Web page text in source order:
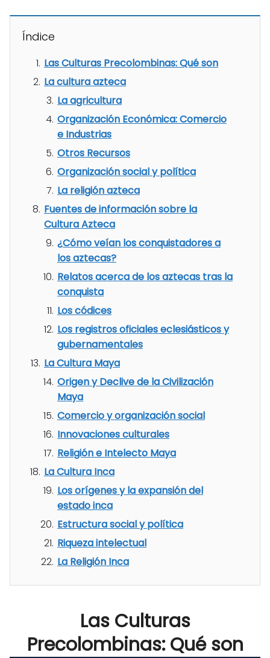
Índice
Las Culturas Precolombinas: Qué son
La cultura azteca
La agricultura
Organización Económica: Comercio
e Industrias
Otros Recursos
Organización social y política
La religión azteca
Fuentes de información sobre la
Cultura Azteca
¿Cómo veían los conquistadores a
los aztecas?
Relatos acerca de los aztecas tras la
conquista
Los códices
Los registros oficiales eclesiásticos y
gubernamentales
La Cultura Maya
Origen y Declive de la Civilización
Maya
Comercio y organización social
Innovaciones culturales
Religión e Intelecto Maya
La Cultura Inca
Los orígenes y la expansión del
estado inca
Estructura social y política
Riqueza intelectual
La Religión Inca
Las Culturas
Precolombinas: Qué son